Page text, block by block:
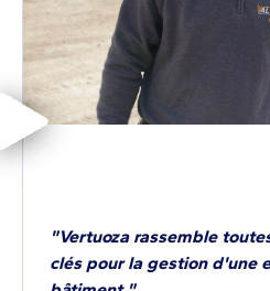
"Vertuoza rassemble
clés pour la gestion d'une